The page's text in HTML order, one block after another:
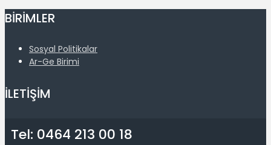
BİRİMLER
Sosyal Politikalar
Ar-Ge Birimi
İLETİŞİM
Tel: 0464 213 00 18